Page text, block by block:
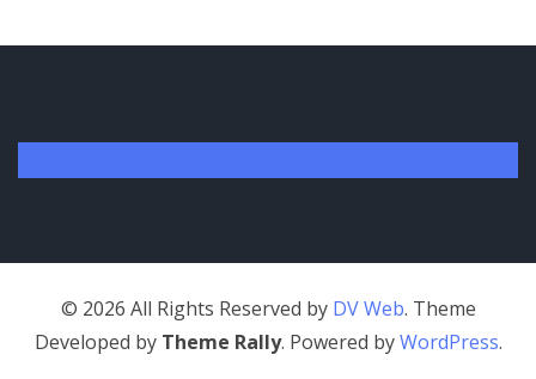
© 2026 All Rights Reserved by DV Web. Theme
Developed by Theme Rally. Powered byWordPress.